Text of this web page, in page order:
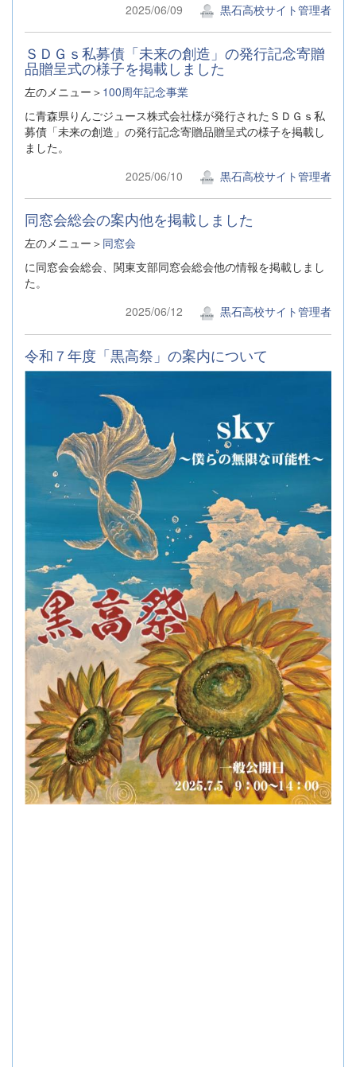
2025/06/09
黒石高校サイト管理者
ＳＤＧｓ私募債「未来の創造」の発行記念寄贈
品贈呈式の様子を掲載しました
左のメニュー＞ 100周年記念事業
に青森県りんごジュース株式会社様が発行されたＳＤＧｓ私
募債「未来の創造」の発行記念寄贈品贈呈式の様子を掲載し
ました。
2025/06/10
黒石高校サイト管理者
同窓会総会の案内他を掲載しました
左のメニュー＞ 同窓会
に同窓会会総会、関東支部同窓会総会他の情報を掲載しまし
た。
2025/06/12
黒石高校サイト管理者
令和７年度「黒高祭」の案内について